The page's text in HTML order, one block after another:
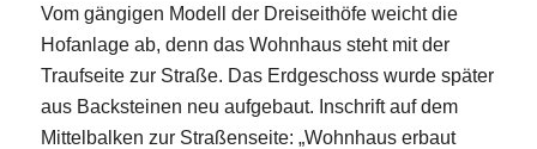
Vom gängigen Modell der Dreiseithöfe weicht die
Hofanlage ab, denn das Wohnhaus steht mit der
Traufseite zur Straße. Das Erdgeschoss wurde später
aus Backsteinen neu aufgebaut. Inschrift auf dem
Mittelbalken zur Straßenseite: „Wohnhaus erbaut